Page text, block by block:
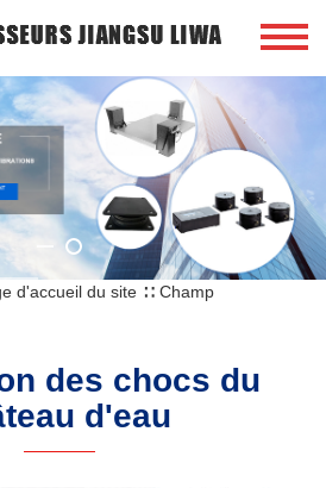
d'accueil du site ∷ Champ
des chocs du
d'eau